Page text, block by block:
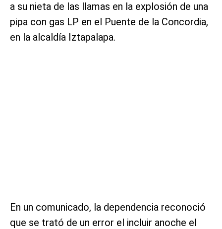
a su nieta de las llamas en la explosión de una
pipa con gas LP en el Puente de la Concordia,
en la alcaldía Iztapalapa.
En un comunicado, la dependencia reconoció
que se trató de un error el incluir anoche el